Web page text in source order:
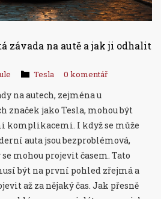
závada na autě a jak ji odhalit
Tesla 0 komentář
na autech, zejména u
značek jako Tesla, mohou být
komplikacemi. I když se může
auta jsou bezproblémová,
mohou projevit časem. Tato
být na první pohled zřejmá a
až za nějaký čas. Jak přesně